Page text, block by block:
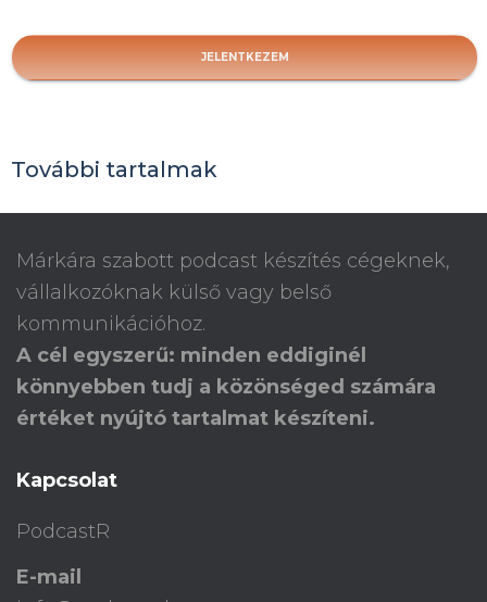
JELENTKEZEM
További tartalmak
Márkára szabott podcast készítés cégeknek,
vállalkozóknak külső vagy belső
kommunikációhoz.
A cél egyszerű: minden eddiginél
könnyebben tudj a közönséged számára
értéket nyújtó tartalmat készíteni.
Kapcsolat
PodcastR
E-mail